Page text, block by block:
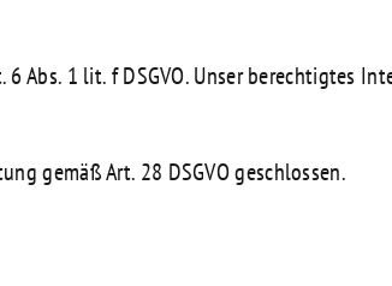
Abs. 1 lit. f DSGVO. Unser berechtigtes
gemäß Art. 28 DSGVO geschlossen.